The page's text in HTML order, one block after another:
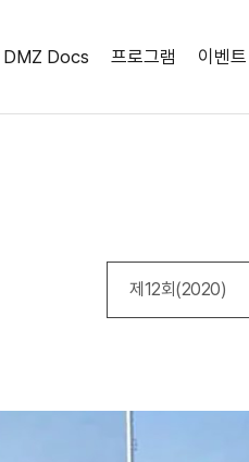
DMZ Docs 프로그램 이벤트
제12회(2020)